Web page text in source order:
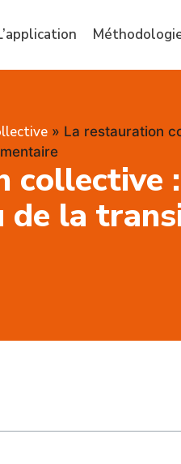
» La restauration
collective
de la